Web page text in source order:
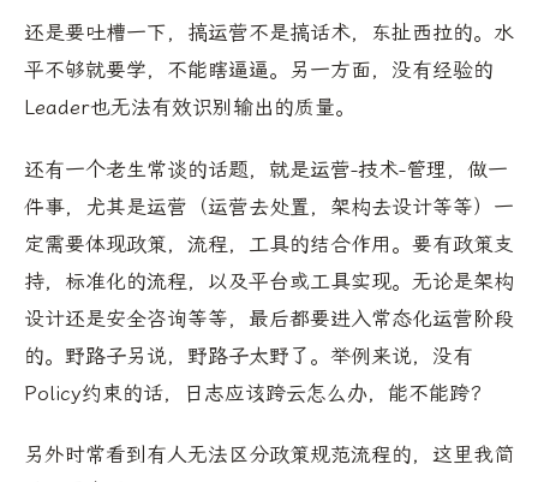
还是要吐槽一下，搞运营不是搞话术，东扯西拉的。水
平不够就要学，不能瞎逼逼。另一方面，没有经验的
Leader也无法有效识别输出的质量。
还有一个老生常谈的话题，就是运营-技术-管理，做一
件事，尤其是运营（运营去处置，架构去设计等等）一
定需要体现政策，流程，工具的结合作用。要有政策支
持，标准化的流程，以及平台或工具实现。无论是架构
设计还是安全咨询等等，最后都要进入常态化运营阶段
的。野路子另说，野路子太野了。举例来说，没有
Policy约束的话，日志应该跨云怎么办，能不能跨？
另外时常看到有人无法区分政策规范流程的，这里我简